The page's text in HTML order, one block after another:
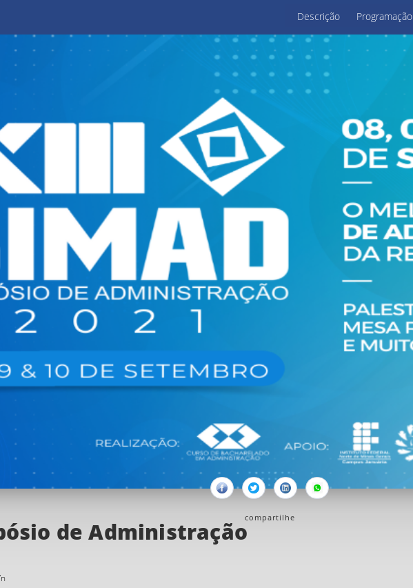
Descrição Programação
FacebookTwitterLinkedinWhatsapp
compartilhe
de Administração